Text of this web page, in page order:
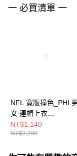
一 必買清單 一
NFL 寬版撞色_PHI
女 連帽上衣
2455140312
NT$1,140
NT$2,280